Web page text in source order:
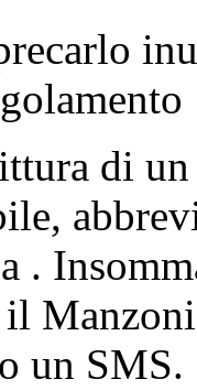
di
.
un SMS.